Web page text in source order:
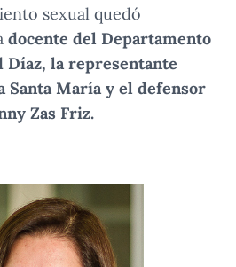
sexual quedó
docente del Departamento
la representante
Santa María y el defensor
Zas Friz.